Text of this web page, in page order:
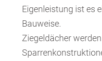
Eigenleistung ist es
Bauweise.
Ziegeldächer